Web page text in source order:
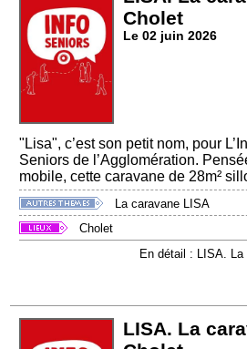
Cholet
Le 02 juin 2026
"Lisa", c’est son petit nom, pour
Seniors de l’Agglomération.
mobile, cette caravane de 28m²
La caravane LISA
Cholet
En détail : LISA.
LISA. La